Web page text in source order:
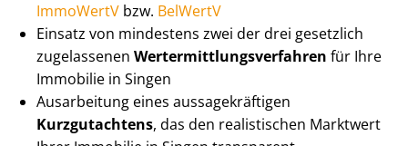
ImmoWertV bzw. BelWertV
Einsatz von mindestens zwei der drei gesetzlich
zugelassenen Wert­ermitt­lungs­ver­fah­ren für Ihre
Immobilie in Singen
Ausarbeitung eines aus­sa­ge­kräf­ti­gen
Kurzgutachtens, das den realistischen Marktwert